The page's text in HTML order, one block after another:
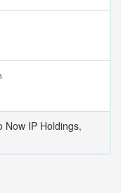
IP Holdings,